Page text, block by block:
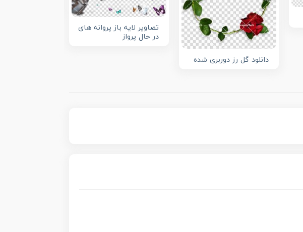
دانلود گل رز دوربری شده
تصاویر لایه باز پروانه های
در حال پرواز